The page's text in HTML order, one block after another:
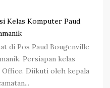
Kelas Komputer Paud
di Pos Paud Bougenville
Persiapan kelas
Diikuti oleh kepala